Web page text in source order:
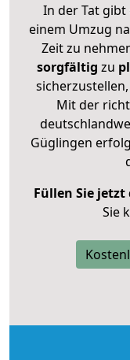
In der Tat gibt
einem Umzug
Zeit zu
sorgfältig zu
Mit der
Güglingen
Füllen Sie
Sie